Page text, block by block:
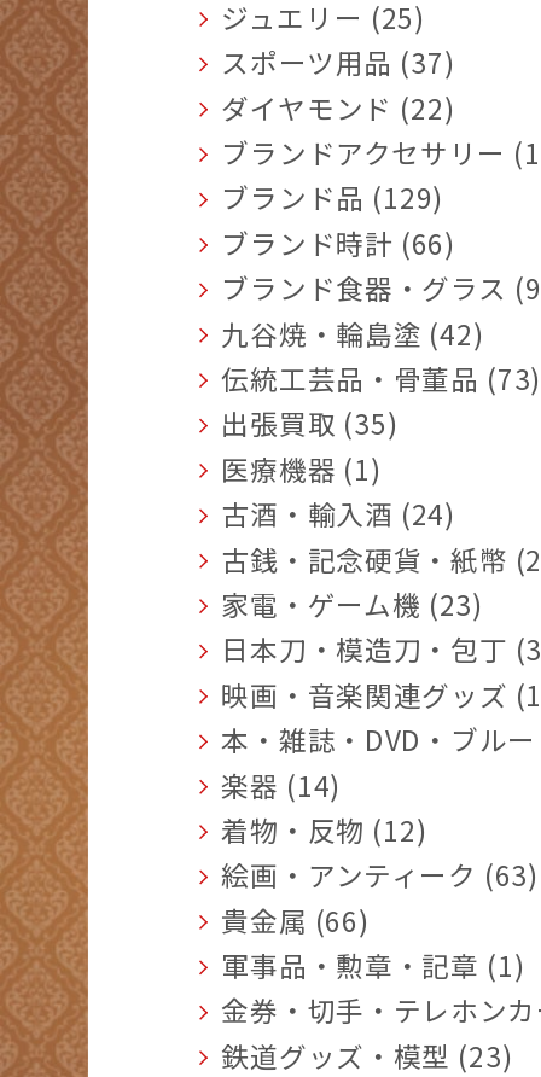
ジュエリー (25)
スポーツ用品 (37)
ダイヤモンド (22)
ブランドアクセサリー
ブランド品 (129)
ブランド時計 (66)
ブランド食器・グラス
九谷焼・輪島塗 (42)
伝統工芸品・骨董品 (73)
出張買取 (35)
医療機器 (1)
古酒・輸入酒 (24)
古銭・記念硬貨・紙幣
家電・ゲーム機 (23)
日本刀・模造刀・包丁
映画・音楽関連グッズ
本・雑誌・DVD・ブル
楽器 (14)
着物・反物 (12)
絵画・アンティーク (63)
貴金属 (66)
軍事品・勲章・記章 (1)
金券・切手・テレホン
鉄道グッズ・模型 (23)